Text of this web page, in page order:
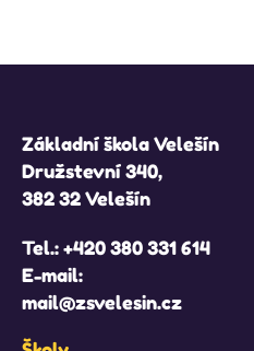
Základní škola Velešín
Družstevní 340,
382 32 Velešín
Tel.:+420 380 331 614
E-mail:
mail@zsvelesin.cz